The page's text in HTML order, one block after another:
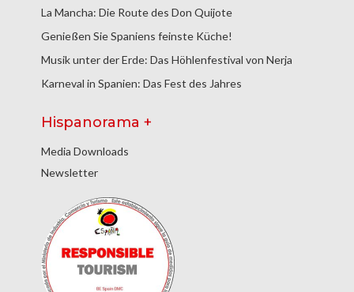
La Mancha: Die Route des Don Quijote
Genießen Sie Spaniens feinste Küche!
Musik unter der Erde: Das Höhlenfestival von Nerja
Karneval in Spanien: Das Fest des Jahres
Hispanorama +
Media Downloads
Newsletter